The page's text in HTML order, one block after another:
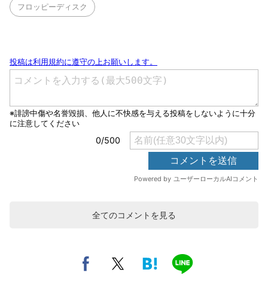
フロッピーディスク
全てのコメントを見る